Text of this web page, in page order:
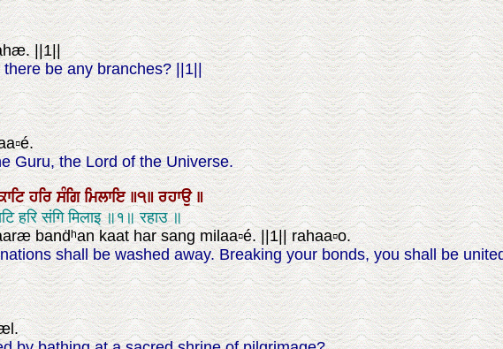
||1||
be any branches? ||1||
Guru, the Lord of the Universe.
ਹਰਿਸੰਗਿਮਿਲਾਇ॥੧॥ਰਹਾਉ॥
हरि संगि मिलाइ ॥१॥ रहाउ ॥
banḋʰan kaat har sang milaa▫é. ||1|| rahaa▫o.
shall be washed away. Breaking your bonds, you shall be